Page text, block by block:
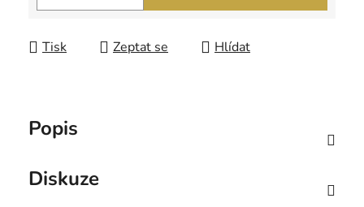
Tisk Zeptat se Hlídat
Popis
Diskuze